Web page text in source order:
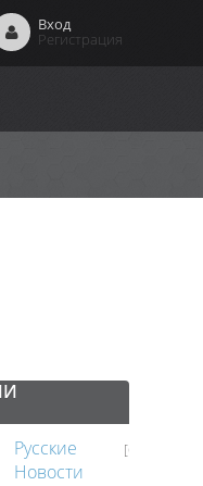
Вход
Регистрация
Русские
Новости
[62]